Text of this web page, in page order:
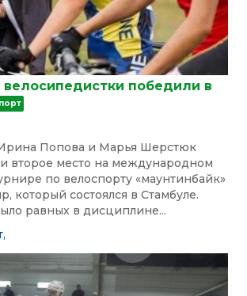
велосипедистки победили в
Попова и Марья Шерстюк
второе место на международном
по велоспорту «маунтинбайк»
который состоялся в Стамбуле.
равных в дисциплине...